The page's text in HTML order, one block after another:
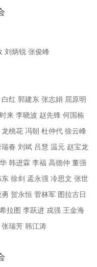
刘炳锐 张俊峰
红 郭建东 张志娟 屈原明
来 李晓波 赵先锋 何国栋
桃花 冯朝 杜仲代 徐云峰
春 刘斌 吕慧 温元 赵宝龙
韩进霖 李福 高德仲 董强
徐剑 孟永强 冷思文 张世
贺永恒 菅林军 图拉古日
拉图 李跃进 戎强 王金海
瑞芳 韩江涛